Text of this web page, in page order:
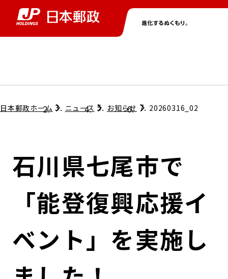
グループ情報トップ
コンプライアンス
ガバナンス
コンダクト向上の取組み
ローカル共創イニシアティブ
株主・投資家情報トップ
個人投資家のみなさまへ
株式情報
財務情報・IR資料
IRニュース
ニューストップ
サステナビリティトップ
担当役員メッセージ
サステナビリティマネジメント
持続可能な金融のフレームワーク
環境
採用情報トップ
日本郵政ホーム ニュース お知らせ 20260316_02
石川県七尾市で
「能登復興応援イ
ベント」を実施し